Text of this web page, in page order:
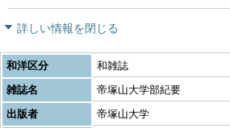
詳しい情報を閉じる
和洋区分
和雑誌
雑誌名
帝塚山大学部紀要
出版者
帝塚山大学